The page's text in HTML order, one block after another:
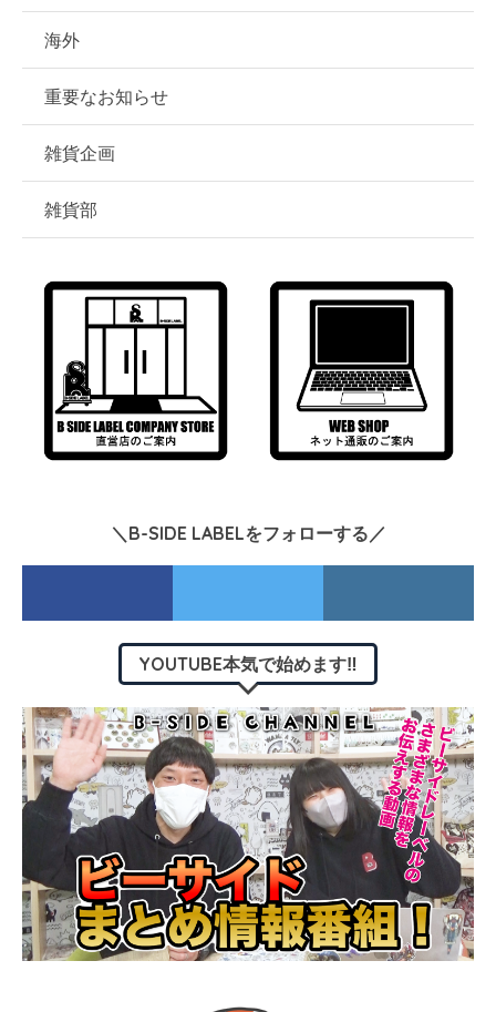
海外
重要なお知らせ
雑貨企画
雑貨部
＼B-SIDE LABELをフォローする／
YOUTUBE本気で始めます‼︎